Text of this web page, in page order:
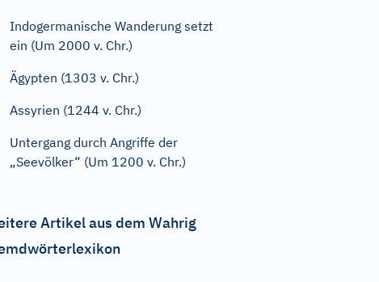
Indogermanische Wanderung setzt
ein (Um 2000 v. Chr.)
Ägypten (1303 v. Chr.)
Assyrien (1244 v. Chr.)
Untergang durch Angriffe der
„Seevölker“ (Um 1200 v. Chr.)
Artikel aus dem Wahrig